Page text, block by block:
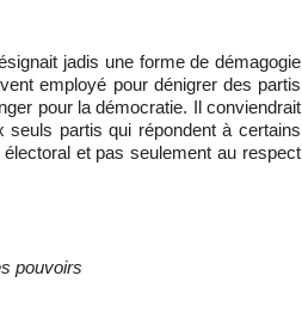
jadis une forme de démagogie
employé pour dénigrer des partis
pour la démocratie. Il conviendrait
seuls partis qui répondent à certains
et pas seulement au respect
pouvoirs